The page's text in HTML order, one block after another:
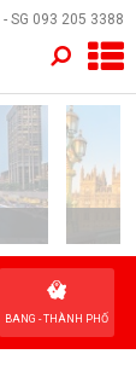
- SG 093 205 3388
BANG - THÀNH PHỐ
×